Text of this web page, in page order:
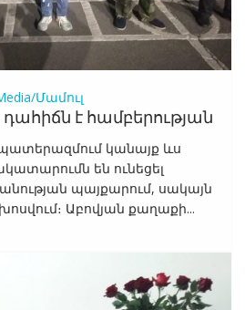
Մամուլ
դահիճն է համբերության
կանայք ևս
են ունեցել
պայքարում, սակայն
Աբովյան քաղաքի...